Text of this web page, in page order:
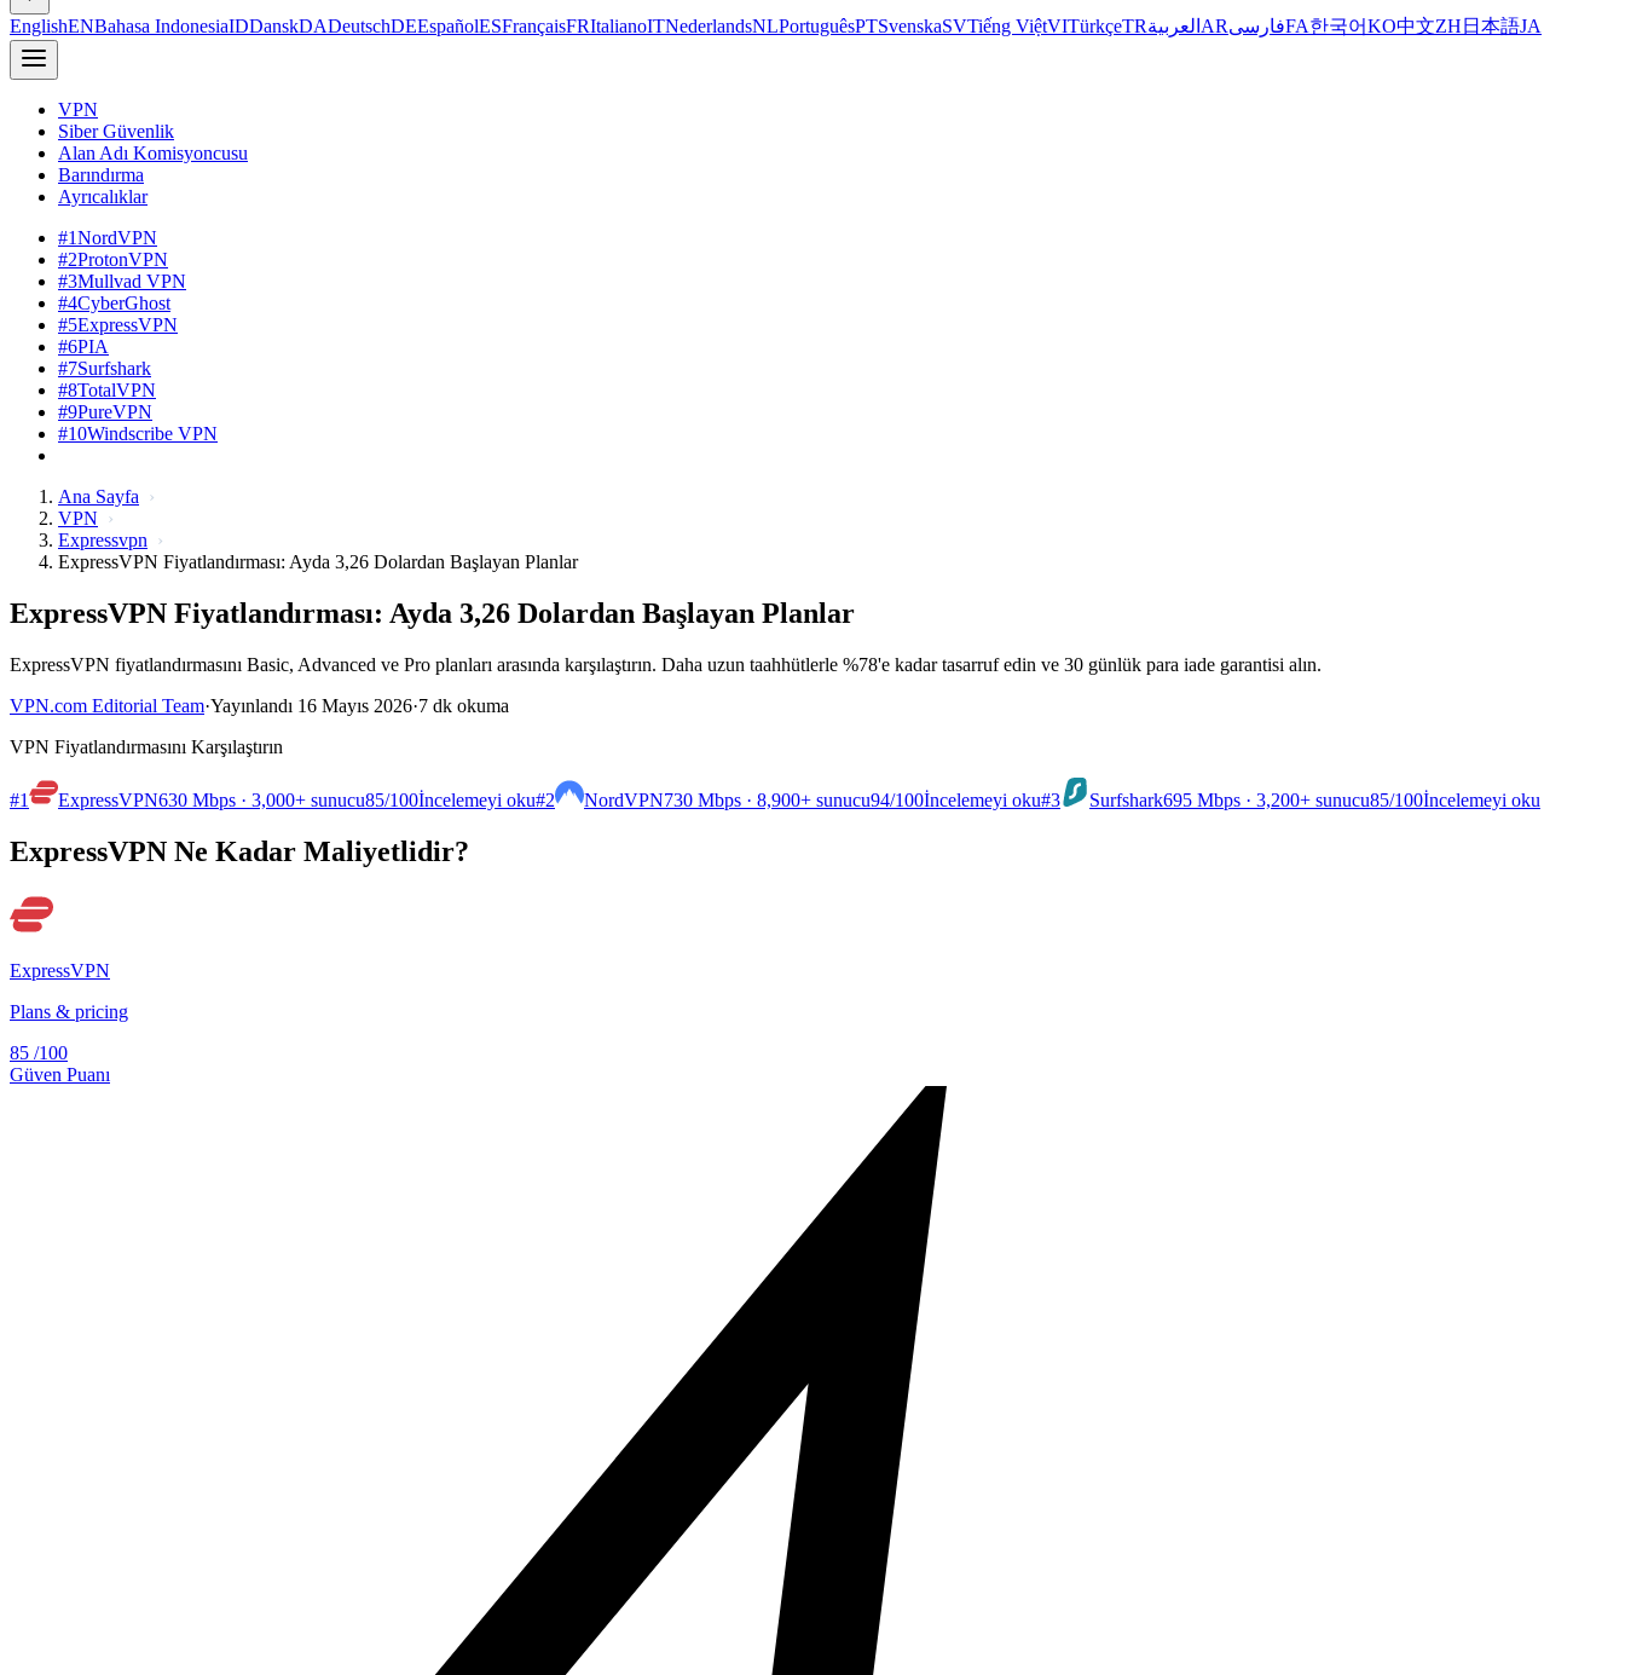
EnglishENBahasa IndonesiaIDDanskDADeutschDEEspañolESFrançaisFRItalianoITNederlandsNLPortuguêsPTSvenskaSVTiếng ViệtVITürkçeTRالعربية ARفارسیFA한국어KO中文ZH 日本語JA
VPN
Siber Güvenlik
Alan Adı Komisyoncusu
Barındırma
Ayrıcalıklar
#1NordVPN
#2ProtonVPN
#3Mullvad VPN
#4CyberGhost
#5ExpressVPN
#6PIA
#7Surfshark
#8TotalVPN
#9PureVPN
#10Windscribe VPN
Ana Sayfa
VPN
Expressvpn
ExpressVPN Fiyatlandırması: Ayda 3,26 Dolardan Başlayan Planlar
ExpressVPN Fiyatlandırması: Ayda 3,26 Dolardan Başlayan Planlar
ExpressVPN fiyatlandırmasını Basic, Advanced ve Pro planları arasında karşılaştırın. Daha uzun taahhütlerle %78'e kadar tasarruf edin ve 30 günlük para iade garantisi alın.
VPN.com Editorial Team·Yayınlandı 16 Mayıs 2026·7 dk okuma
VPN Fiyatlandırmasını Karşılaştırın
#1 ExpressVPN630 Mbps · 3,000+ sunucu85/100İncelemeyi oku#2 NordVPN730 Mbps · 8,900+ sunucu94/100İncelemeyi oku#3 Surfshark695 Mbps · 3,200+ sunucu85/100İncelemeyi oku
ExpressVPN Ne Kadar Maliyetlidir?
ExpressVPN
Plans & pricing
85 /100
Güven Puanı